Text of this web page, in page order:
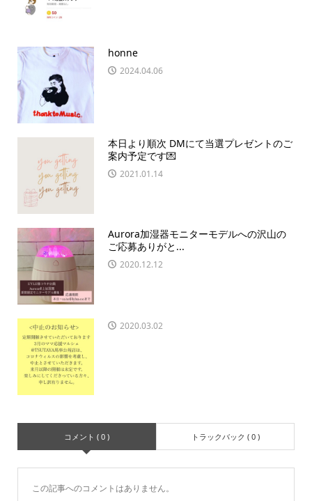
honne
2024.04.06
本日より順次 DMにて当選プレゼントのご
案内予定です💌
2021.01.14
Aurora加湿器モニターモデルへの沢山の
ご応募ありがと...
2020.12.12
2020.03.02
コメント ( 0 ) トラックバック ( 0 )
この記事へのコメントはありません。